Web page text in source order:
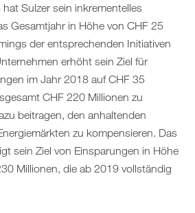
Sulzer sein inkrementelles
Gesamtjahr in Höhe von CHF 25
der entsprechenden Initiativen
erhöht sein Ziel für
im Jahr 2018 auf CHF 35
CHF 220 Millionen zu
beitragen, den anhaltenden
zu kompensieren. Das
sein Ziel von Einsparungen in Höhe
Millionen, die ab 2019 vollständig